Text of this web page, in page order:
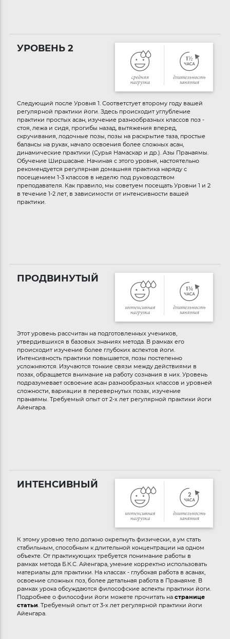
УРОВЕНЬ 2
Cледующий после Уровня 1. Соответстует второму году вашей
регулярной практики йоги. Здесь происходит углубление
практики простых асан, изучение разнообразных классов поз -
стоя, лежа и сидя, прогибы назад, вытяжения вперед,
скручивания, лодочные позы, позы на раскрытие таза, простые
балансы на руках, начало освоения более сложных асан,
динамические практики (Сурья Намаскар и др.). Азы Пранаямы.
Обучение Ширшасане. Начиная с этого уровня, настоятельно
рекомендуется регулярная домашняя практика наряду с
посещением 1-3 классов в неделю под руководством
преподавателя. Как правило, мы советуем посещать Уровни 1 и 2
в течение 1-2 лет, в зависимости от интенсивности вашей
практики.
ПРОДВИНУТЫЙ
Этот уровень рассчитан на подготовленных учеников,
утвердившихся в базовых знаниях метода. В рамках его
происходит изучение более глубоких аспектов йоги.
Интенсивность практики повышается, позы постепенно
усложняются. Изучаются тонкие связи между действиями в
позах, обращается внимание на работу сознания в них. Уровень
подразумевает освоение асан разнообразных классов и уровней
сложности, вариации в перевернутых позах, изучение
пранаямы. Требуемый опыт от 2-х лет регулярной практики йоги
Айенгара.
ИНТЕНСИВНЫЙ
К этому уровню тело должно окрепнуть физически, а ум стать
стабильным, способным к длительной концентрации на одном
объекте. От практикующих требуется понимание работы в
рамках метода Б.К.С. Айенгара, умение корректно использовать
материалы для практики. На классах - глубокая работа в асанах,
освоение сложных поз, более детальная работа в Пранаяме. В
рамках урока обсуждаются философские аспекты практики йоги.
Подробнее о философии йоги можете прочитать на странице
статьи. Требуемый опыт от 3-х лет регулярной практики йоги
Айенгара.